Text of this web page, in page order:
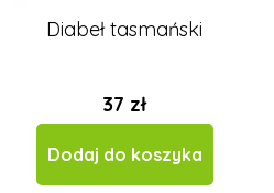
Diabeł tasmański
37 zł
Dodaj do koszyka